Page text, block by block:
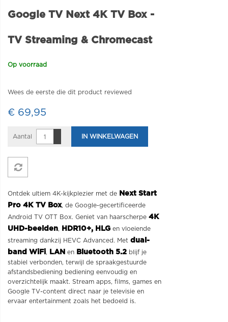
Google TV Next 4K TV Box -
TV Streaming & Chromecast
Op voorraad
Wees de eerste die dit product reviewed
€ 69,95
Aantal IN WINKELWAGEN
Ontdek ultiem 4K-kijkplezier met de
Next Start
Pro 4K TV Box, de Google-gecertificeerde
Android TV OTT Box. Geniet van haarscherpe 4K
UHD-beelden, HDR10+, HLG en vloeiende
streaming dankzij HEVC Advanced. Met dual-
band WiFi, LAN en Bluetooth 5.2 blijf je
stabiel verbonden, terwijl de spraakgestuurde
afstandsbediening bediening eenvoudig en
overzichtelijk maakt. Stream apps, films, games en
Google TV-content direct naar je televisie en
ervaar entertainment zoals het bedoeld is.